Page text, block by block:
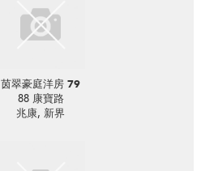
茵翠豪庭洋房 79
88 康寶路
兆康, 新界